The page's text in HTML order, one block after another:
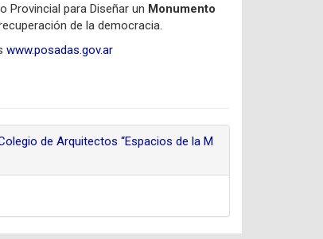
Provincial para Diseñar un Monumento
de la democracia.
www.posadas.gov.ar
de Arquitectos “Espacios de la M